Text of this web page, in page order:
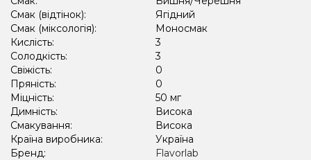
Смак (відтінок):
Ягідний
Смак (міксологія):
Моносмак
Кислість:
3
Солодкість:
3
Свіжість:
0
Пряність:
0
Міцність:
50 мг
Димність:
Висока
Смакування:
Висока
Країна виробника:
Україна
Бренд:
Flavorlab